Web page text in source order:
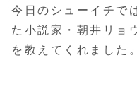
今日のシューイチで
た小説家・朝井リョ
を教えてくれました。